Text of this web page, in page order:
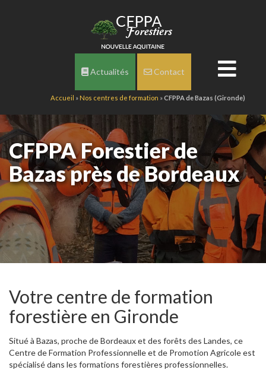
Actualités Contact
Accueil » Nos centres de formation »CFPPA de Bazas (Gironde)
CFPPA Forestier de
Bazas près de Bordeaux
Votre centre de formation
forestière en Gironde
Situé à Bazas, proche de Bordeaux et des forêts des Landes, ce
Centre de Formation Professionnelle et de Promotion Agricole est
spécialisé dans les formations forestières professionnelles.